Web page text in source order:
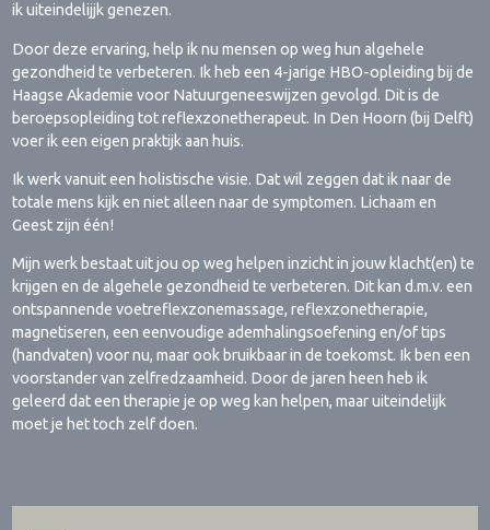
ik uiteindelijjk genezen.
Door deze ervaring, help ik nu mensen op weg hun algehele
gezondheid te verbeteren. Ik heb een 4-jarige HBO-opleiding bij de
Haagse Akademie voor Natuurgeneeswijzen gevolgd. Dit is de
beroepsopleiding tot reflexzonetherapeut. In Den Hoorn (bij Delft)
voer ik een eigen praktijk aan huis.
Ik werk vanuit een holistische visie. Dat wil zeggen dat ik naar de
totale mens kijk en niet alleen naar de symptomen. Lichaam en
Geest zijn één!
Mijn werk bestaat uit jou op weg helpen inzicht in jouw klacht(en) te
krijgen en de algehele gezondheid te verbeteren. Dit kan d.m.v. een
ontspannende voetreflexzonemassage, reflexzonetherapie,
magnetiseren, een eenvoudige ademhalingsoefening en/of tips
(handvaten) voor nu, maar ook bruikbaar in de toekomst. Ik ben een
voorstander van zelfredzaamheid. Door de jaren heen heb ik
geleerd dat een therapie je op weg kan helpen, maar uiteindelijk
moet je het toch zelf doen.